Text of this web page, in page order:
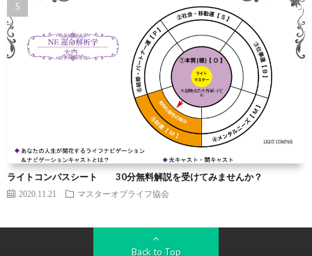
ライトコンパスシート 30分無料解説を受けてみませんか？
2020.11.21 マスターオブライフ協会
Back to Top